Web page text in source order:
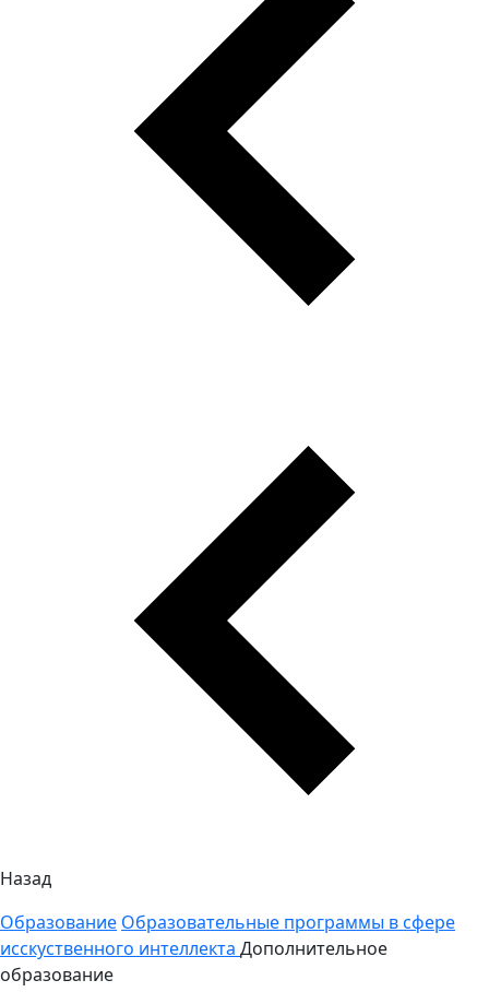
Назад
Образование Образовательные программы в сфере
исскуственного интеллекта Дополнительное
образование